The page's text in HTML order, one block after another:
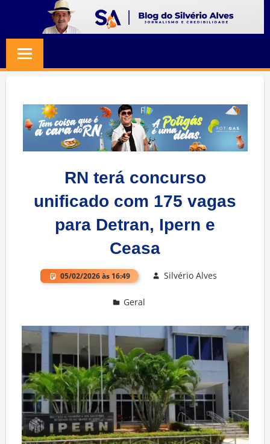
content
SILVERIO
ALVES
Jornalismo
Credibilidade
RN terá concurso
unificado com 175 vagas
para Detran, Ipern e
Ceasa
05/02/2026 às 16:49 Silvério Alves
Geral